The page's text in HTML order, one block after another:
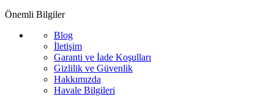
Önemli Bilgiler
Blog
İletişim
Garanti ve İade Koşulları
Gizlilik ve Güvenlik
Hakkımızda
Havale Bilgileri